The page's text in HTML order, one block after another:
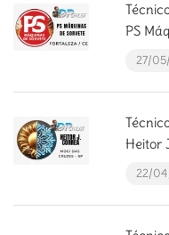
PS
27/
Heitor
22/